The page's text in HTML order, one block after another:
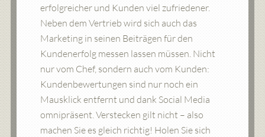
erfolgreicher und Kunden viel zufriedener.
Neben dem Vertrieb wird sich auch das
Marketing in seinen Beiträgen für den
Kundenerfolg messen lassen müssen. Nicht
nur vom Chef, sondern auch vom Kunden:
Kundenbewertungen sind nur noch ein
Mausklick entfernt und dank Social Media
omnipräsent. Verstecken gilt nicht – also
machen Sie es gleich richtig! Holen Sie sich